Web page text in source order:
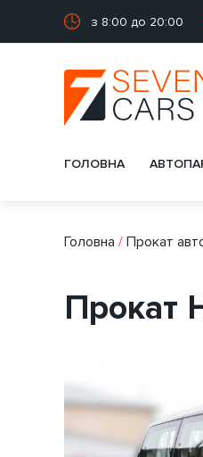
з 8:00 до 20:00
ГОЛОВНА
Головна / Прокат
Прокат